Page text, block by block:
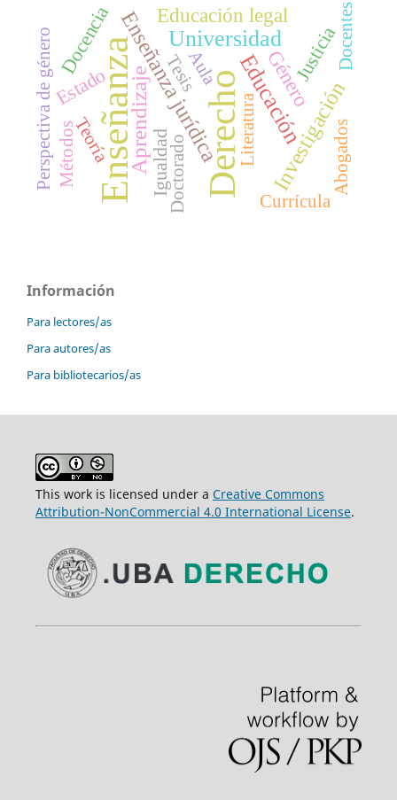
Enseñanza DerechoEducación
Universidad
Enseñanza jurídica Investigación
Aprendizaje
Educación legal
Género
Estado
Docencia Justicia
Igualdad
Perspectiva de género Tesis
Literatura
Teoría Doctorado
Métodos Abogados
Aula
Currícula
Docentes
Información
Para lectores/as
Para autores/as
Para bibliotecarios/as
This work is licensed under a Creative Commons
Attribution-NonCommercial 4.0 International License.